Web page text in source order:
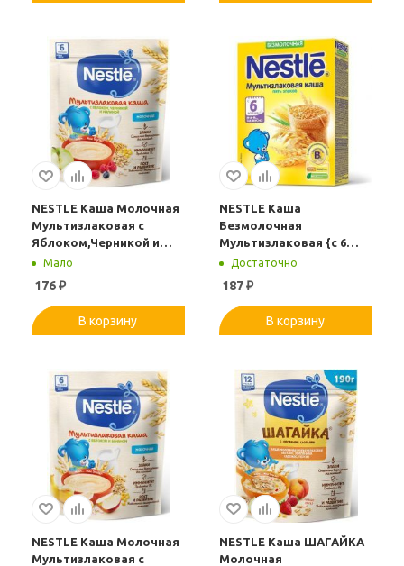
NESTLE Каша Молочная
Мультизлаковая с
Яблоком,Черникой и
Малиной {с 6 мес} Doy
Мало
176₽
В корзину
NESTLE Каша
Безмолочная
Мультизлаковая {с 6
мес} 200г.
Достаточно
187₽
В корзину
NESTLE Каша Молочная
Мультизлаковая с
NESTLE Каша ШАГАЙКА
Молочная